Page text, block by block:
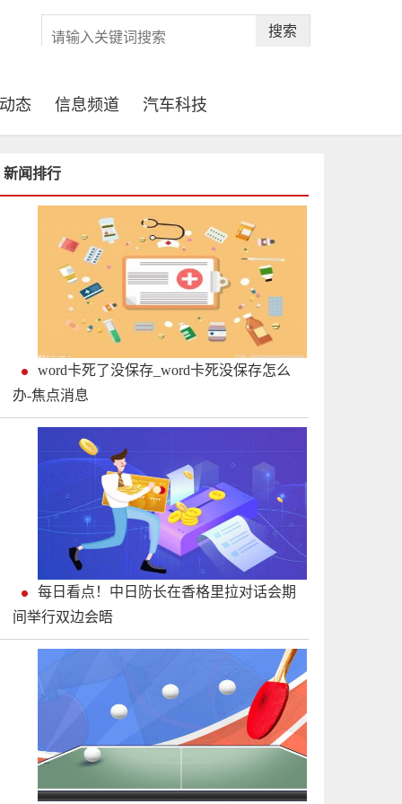
搜索
态 信息频道 汽车科技
新闻排行
word卡死了没保存_word卡死没保存怎么
办-焦点消息
每日看点！中日防长在香格里拉对话会期
间举行双边会晤